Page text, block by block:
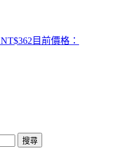
NT$362 目前價格：